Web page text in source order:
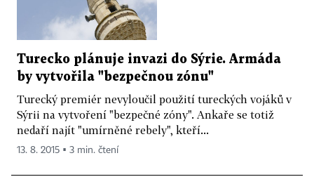
Turecko plánuje invazi do Sýrie. Armáda
by vytvořila "bezpečnou zónu"
Turecký premiér nevyloučil použití tureckých vojáků v
Sýrii na vytvoření "bezpečné zóny". Ankaře se totiž
nedaří najít "umírněné rebely", kteří...
13. 8. 2015 ▪ 3 min. čtení